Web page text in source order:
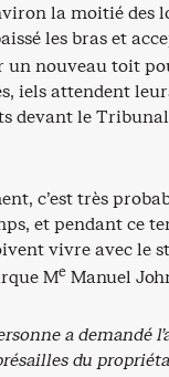
la moitié des
les bras et
un nouveau toit
iels attendent
devant le
c’est très
et pendant ce
vivre avec le
Me Manuel
a demandé
du